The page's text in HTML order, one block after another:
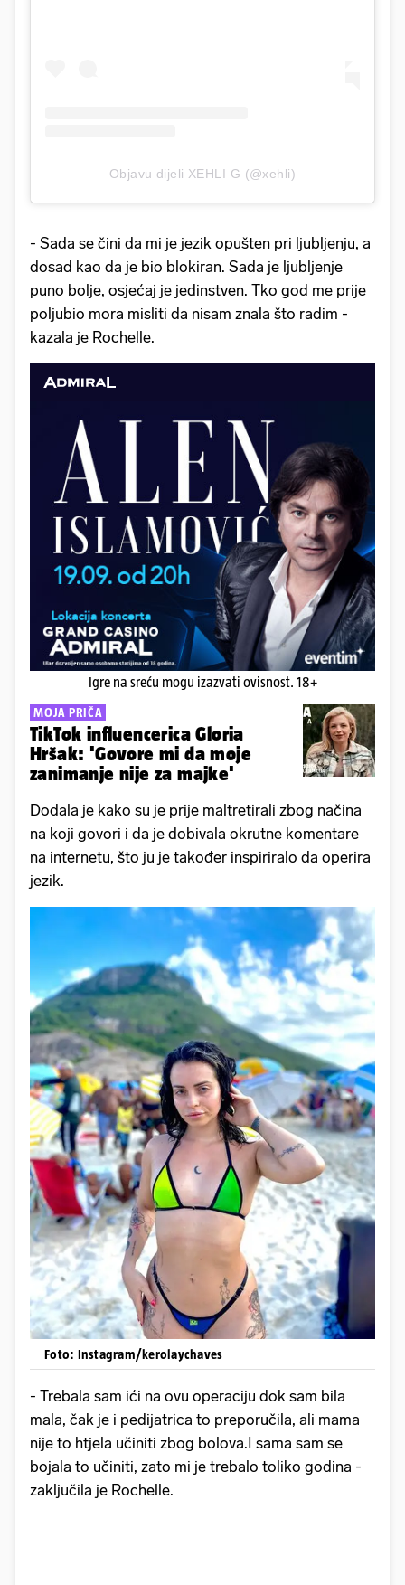
Objavu dijeli XEHLI G (@xehli)
- Sada se čini da mi je jezik opušten pri ljubljenju, a
dosad kao da je bio blokiran. Sada je ljubljenje
puno bolje, osjećaj je jedinstven. Tko god me prije
poljubio mora misliti da nisam znala što radim -
kazala je Rochelle.
Igre na sreću mogu izazvati ovisnost. 18+
MOJA PRIČA
TikTok influencerica Gloria
Hršak: 'Govore mi da moje
zanimanje nije za majke'
Dodala je kako su je prije maltretirali zbog načina
na koji govori i da je dobivala okrutne komentare
na internetu, što ju je također inspiriralo da operira
jezik.
Foto: Instagram/kerolaychaves
- Trebala sam ići na ovu operaciju dok sam bila
mala, čak je i pedijatrica to preporučila, ali mama
nije to htjela učiniti zbog bolova.I sama sam se
bojala to učiniti, zato mi je trebalo toliko godina -
zaključila je Rochelle.